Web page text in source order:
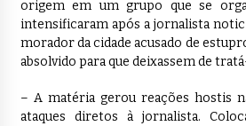
origem em um grupo que se
intensificaram após a jornalista
morador da cidade acusado de
absolvido para que deixassem de
– A matéria gerou reações hostis
ataques diretos à jornalista.